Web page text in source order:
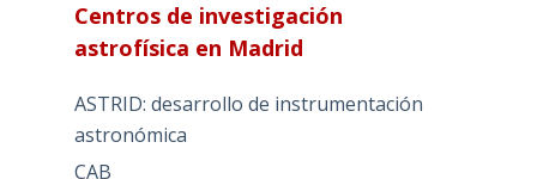
Centros de investigación
astrofísica en Madrid
ASTRID: desarrollo de instrumentación
astronómica
CAB